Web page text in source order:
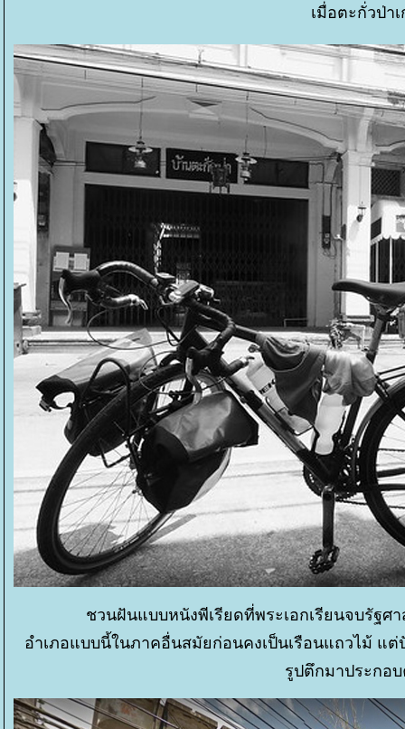
เมื่อตะกั่วป่า
ชวนฝันแบบหนังพีเรียดที่พระเอกเรียนจบรัฐศ
อำเภอแบบนี้ในภาคอื่นสมัยก่อนคงเป็นเรือนแถวไม้
รูปตึกมาประกอ